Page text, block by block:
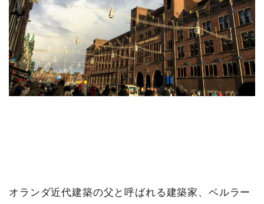
オランダ近代建築の父と呼ばれる建築家、ベルラー